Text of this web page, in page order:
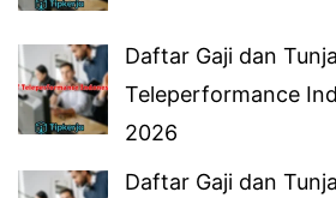
Daftar Gaji dan
Teleperformance
2026
Daftar Gaji dan